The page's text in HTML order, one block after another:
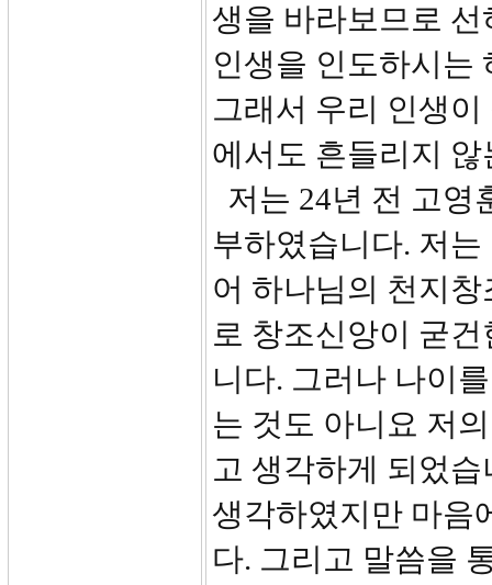
생을 바라보므로
인생을 인도하시는
그래서 우리 인생
에서도 흔들리지
저는 24년 전 고영
부하였습니다. 저
어 하나님의 천지
로 창조신앙이 굳
니다. 그러나 나이
는 것도 아니요 저
고 생각하게 되었
생각하였지만 마음
다. 그리고 말씀을